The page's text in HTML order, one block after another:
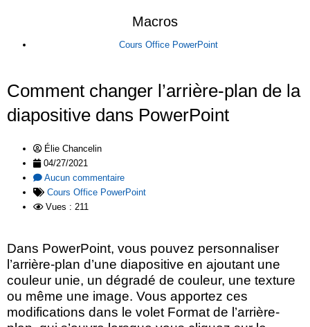
Macros
Cours Office PowerPoint
Comment changer l’arrière-plan de la
diapositive dans PowerPoint
Élie Chancelin
04/27/2021
Aucun commentaire
Cours Office PowerPoint
Vues : 211
Dans PowerPoint, vous pouvez personnaliser
l’arrière-plan d’une diapositive en ajoutant une
couleur unie, un dégradé de couleur, une texture
ou même une image. Vous apportez ces
modifications dans le volet Format de l’arrière-